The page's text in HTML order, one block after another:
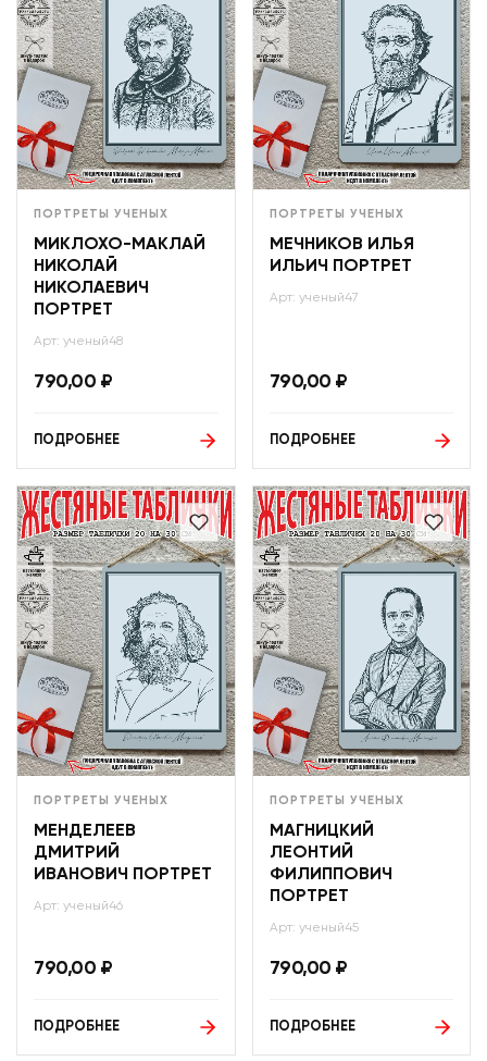
ПОРТРЕТЫ УЧЕНЫХ
МИКЛОХО-МАКЛАЙ
НИКОЛАЙ
НИКОЛАЕВИЧ
ПОРТРЕТ
Арт: ученый48
790,00 ₽
ПОДРОБНЕЕ
ПОРТРЕТЫ УЧЕНЫХ
МЕЧНИКОВ ИЛЬЯ
ИЛЬИЧ ПОРТРЕТ
Арт: ученый47
790,00 ₽
ПОДРОБНЕЕ
ПОРТРЕТЫ УЧЕНЫХ
МЕНДЕЛЕЕВ
ДМИТРИЙ
ИВАНОВИЧ ПОРТРЕТ
Арт: ученый46
790,00 ₽
ПОДРОБНЕЕ
ПОРТРЕТЫ УЧЕНЫХ
МАГНИЦКИЙ
ЛЕОНТИЙ
ФИЛИППОВИЧ
ПОРТРЕТ
Арт: ученый45
790,00 ₽
ПОДРОБНЕЕ